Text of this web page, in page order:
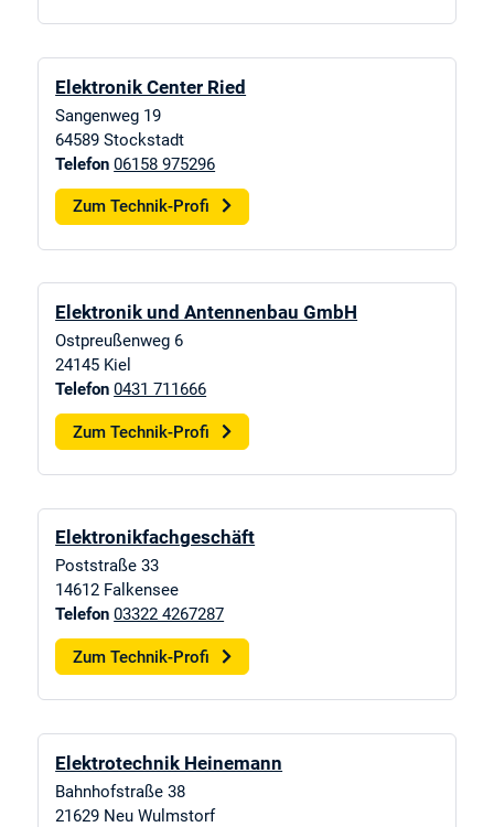
Elektronik Center Ried
Sangenweg 19
64589 Stockstadt
Telefon 06158 975296
Zum Technik-Profi
Elektronik und Antennenbau GmbH
Ostpreußenweg 6
24145 Kiel
Telefon 0431 711666
Zum Technik-Profi
Elektronikfachgeschäft
Poststraße 33
14612 Falkensee
Telefon 03322 4267287
Zum Technik-Profi
Elektrotechnik Heinemann
Bahnhofstraße 38
21629 Neu Wulmstorf